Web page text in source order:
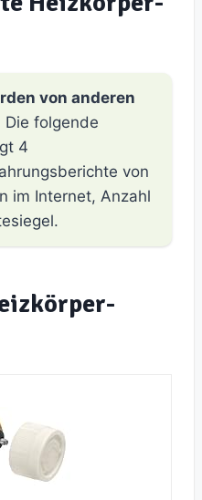
von anderen
Die folgende
4
von
im Internet, Anzahl